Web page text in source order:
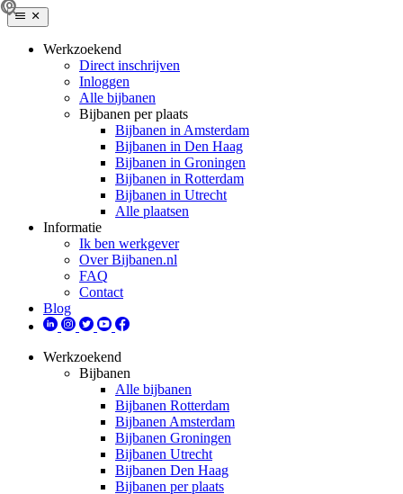
Werkzoekend
Direct inschrijven
Inloggen
Alle bijbanen
Bijbanen per plaats
Bijbanen in Amsterdam
Bijbanen in Den Haag
Bijbanen in Groningen
Bijbanen in Rotterdam
Bijbanen in Utrecht
Alle plaatsen
Informatie
Ik ben werkgever
Over Bijbanen.nl
FAQ
Contact
Blog
Werkzoekend
Bijbanen
Alle bijbanen
Bijbanen Rotterdam
Bijbanen Amsterdam
Bijbanen Groningen
Bijbanen Utrecht
Bijbanen Den Haag
Bijbanen per plaats